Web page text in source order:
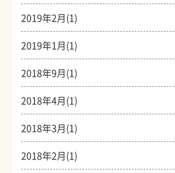
2019年2月(1)
2019年1月(1)
2018年9月(1)
2018年4月(1)
2018年3月(1)
2018年2月(1)